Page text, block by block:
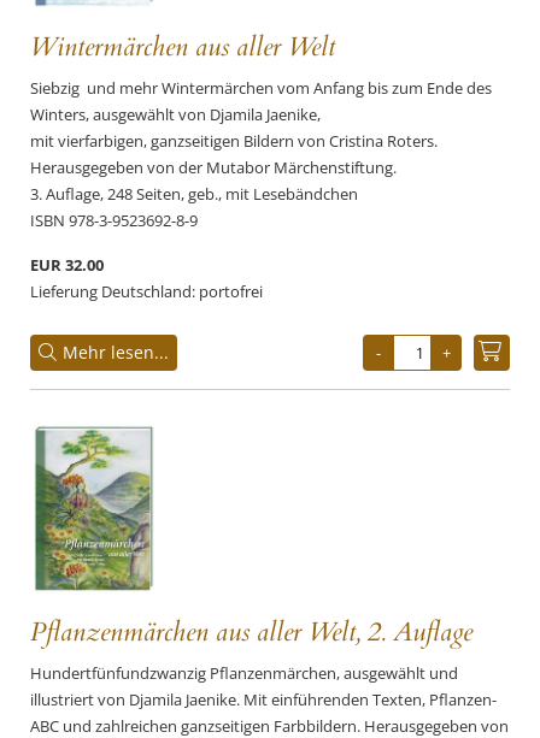
Wintermärchen aus aller Welt
Siebzig und mehr Wintermärchen vom Anfang bis zum Ende des
Winters, ausgewählt von Djamila Jaenike,
mit vierfarbigen, ganzseitigen Bildern von Cristina Roters.
Herausgegeben von der Mutabor Märchenstiftung.
3. Auflage, 248 Seiten, geb., mit Lesebändchen
ISBN 978-3-9523692-8-9
EUR 32.00
Lieferung Deutschland: portofrei
Mehr lesen...
Pflanzenmärchen aus aller Welt, 2. Auflage
Hundertfünfundzwanzig Pflanzenmärchen, ausgewählt und
illustriert von Djamila Jaenike. Mit einführenden Texten, Pflanzen-
ABC und zahlreichen ganzseitigen Farbbildern. Herausgegeben von